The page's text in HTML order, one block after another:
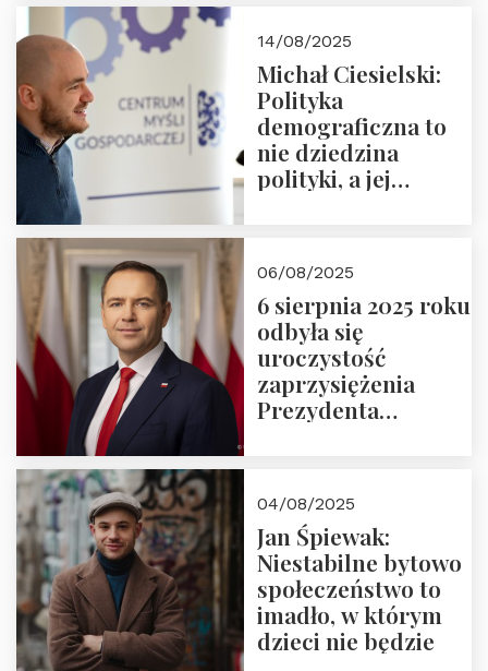
14/08/2025
Michał Ciesielski:
Polityka
demograficzna to
nie dziedzina
polityki, a jej
06/08/2025
6 sierpnia 2025 roku
odbyła się
uroczystość
zaprzysiężenia
Prezydenta
Nawrockiego
04/08/2025
Jan Śpiewak:
Niestabilne bytowo
społeczeństwo to
imadło, w którym
dzieci nie będzie